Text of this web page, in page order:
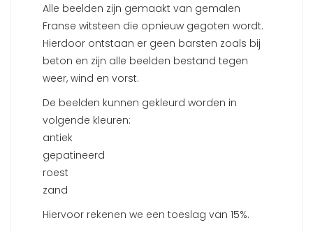
Alle beelden zijn gemaakt van gemalen
Franse witsteen die opnieuw gegoten wordt.
Hierdoor ontstaan er geen barsten zoals bij
beton en zijn alle beelden bestand tegen
weer, wind en vorst.
De beelden kunnen gekleurd worden in
volgende kleuren:
antiek
gepatineerd
roest
zand
Hiervoor rekenen we een toeslag van 15%.